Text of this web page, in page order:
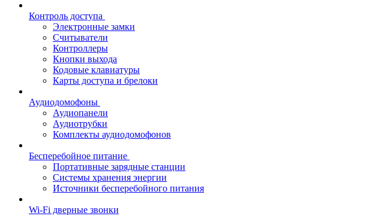
Контроль доступа
Электронные замки
Считыватели
Контроллеры
Кнопки выхода
Кодовые клавиатуры
Карты доступа и брелоки
Аудиодомофоны
Аудиопанели
Аудиотрубки
Комплекты аудиодомофонов
Бесперебойное питание
Портативные зарядные станции
Системы хранения энергии
Источники бесперебойного питания
Wi-Fi дверные звонки